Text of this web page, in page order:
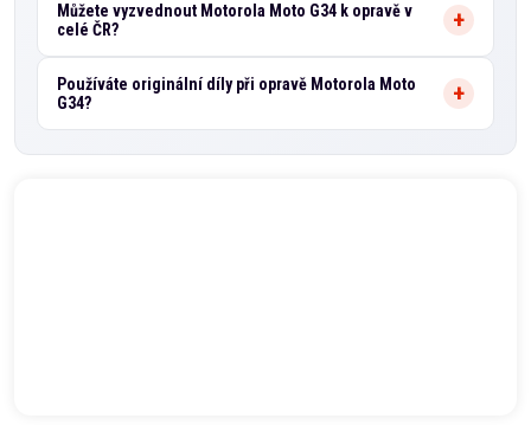
Můžete vyzvednout Motorola Moto G34 k opravě v
celé ČR?
Používáte originální díly při opravě Motorola Moto
G34?